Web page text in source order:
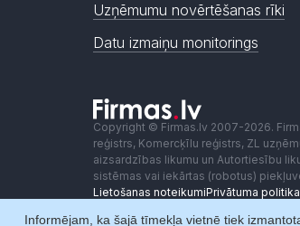
Uzņēmumu novērtēšanas rīki
Datu izmaiņu monitorings
Copyright © Firmas.lv 2007-2026.
reģistrs, Komercķīlu reģistrs, ZL
aizsardzības likumu un Autortiesību
sistēmas vai iekārtas (robotus)
Lietošanas noteikumiPrivātuma politika
Informējam, ka šajā tīmekļa vietnē tiek